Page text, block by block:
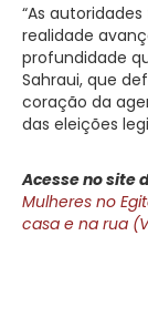
“As
realidade
profundidade
Sahraui, que
coração da
das eleições
Acesse no site
Mulheres no
casa e na rua